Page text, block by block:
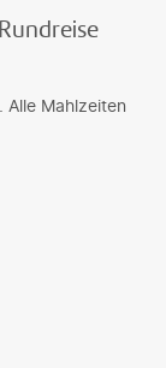
Alle Mahlzeiten